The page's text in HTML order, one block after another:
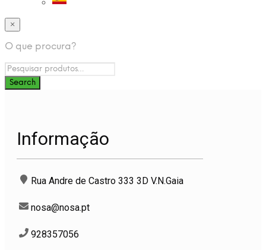
×
O que procura?
Informação
Rua Andre de Castro 333 3D V.N.Gaia
nosa@nosa.pt
928357056